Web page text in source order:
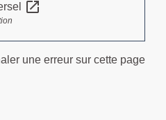
open_in_new
une erreur sur cette page